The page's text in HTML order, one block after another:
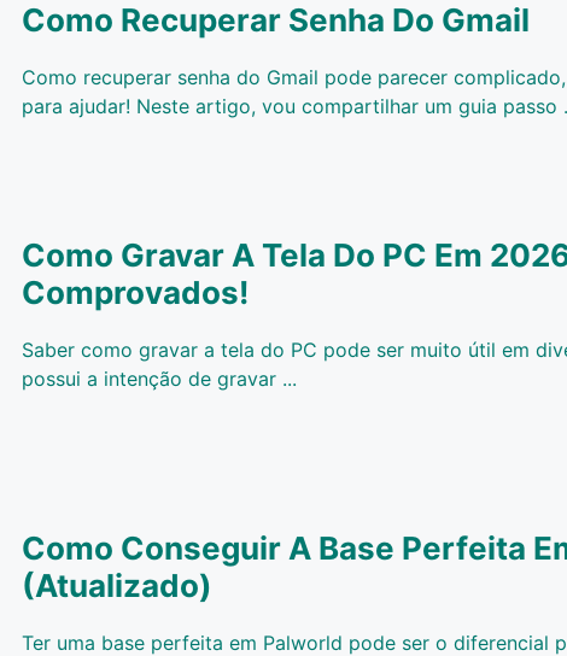
Como Recuperar Senha Do Gmail
Como recuperar senha do Gmail pode parecer
para ajudar! Neste artigo, vou compartilhar um guia passo
Como Gravar A Tela Do PC Em
Comprovados!
Saber como gravar a tela do PC pode ser muito útil em
possui a intenção de gravar ...
Como Conseguir A Base Perfeita
(Atualizado)
Ter uma base perfeita em Palworld pode ser o diferencial